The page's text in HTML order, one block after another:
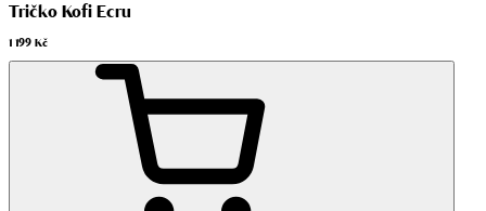
Tričko Kofi Ecru
1 199 Kč